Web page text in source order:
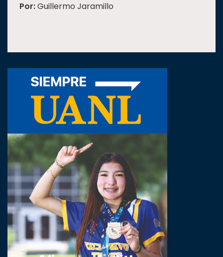
Por:Guillermo Jaramillo